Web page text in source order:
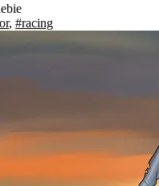
, #racing